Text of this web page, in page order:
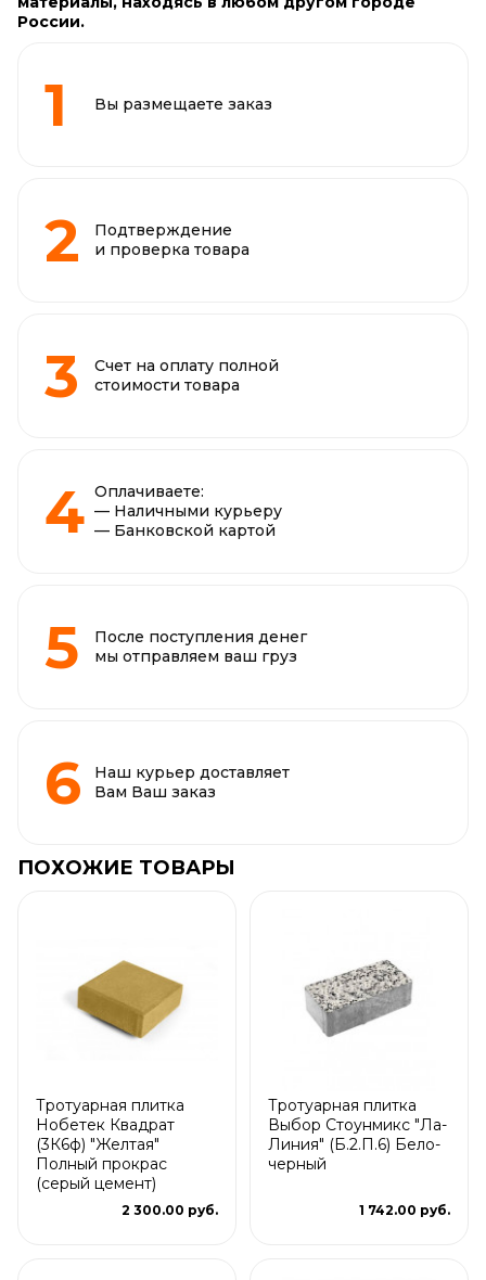
России.
Вы размещаете заказ
Подтверждение
и проверка товара
Счет на оплату полной
стоимости товара
Оплачиваете:
— Наличными курьеру
— Банковской картой
После поступления денег
мы отправляем ваш груз
Наш курьер доставляет
Вам Ваш заказ
ПОХОЖИЕ ТОВАРЫ
Тротуарная плитка
Нобетек Квадрат
(3К6ф) "Желтая"
Полный прокрас
(серый цемент)
2 300.00 руб.
Тротуарная плитка
Выбор Стоунмикс "Ла-
Линия" (Б.2.П.6) Бело-
черный
1 742.00 руб.